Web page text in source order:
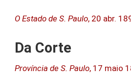
O Estado de S. Paulo, 20 abr.
Da Corte
Província de S. Paulo, 17 maio